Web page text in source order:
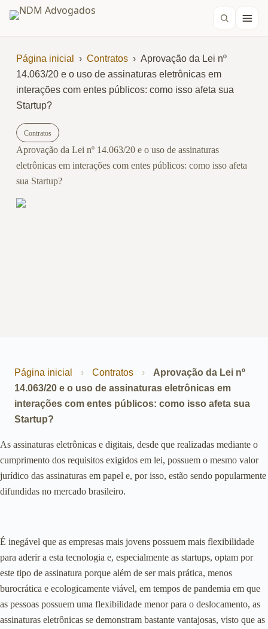
Página inicial › Contratos › Aprovação da Lei nº
14.063/20 e o uso de assinaturas eletrônicas em
interações com entes públicos: como isso afeta sua
Startup?
Contratos
Aprovação da Lei nº 14.063/20 e o uso de assinaturas
eletrônicas em interações com entes públicos: como isso afeta
sua Startup?
Página inicial › Contratos ›
Aprovação da Lei nº
14.063/20 e o uso de assinaturas eletrônicas em
interações com entes públicos: como isso afeta sua
Startup?
As assinaturas eletrônicas e digitais, desde que realizadas mediante o
cumprimento dos requisitos exigidos em lei, possuem o mesmo valor
jurídico das assinaturas em papel e, por isso, estão sendo popularmente
difundidas no mercado brasileiro.
É inegável que as empresas mais jovens possuem mais flexibilidade
para aderir a esta tecnologia e, especialmente as startups, optam por
este tipo de assinatura porque além de ser mais prática, menos
burocrática e ecologicamente viável, em tempos de pandemia em que
as pessoas possuem uma flexibilidade menor para o deslocamento, as
assinaturas eletrônicas se demonstram bastante vantajosas, visto que as